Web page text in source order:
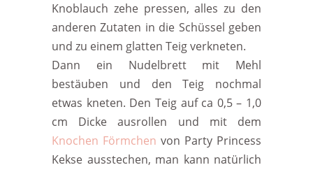
Knoblauch zehe pressen, alles zu den
anderen Zutaten in die Schüssel geben
und zu einem glatten Teig verkneten.
Dann ein Nudelbrett mit Mehl
bestäuben und den Teig nochmal
etwas kneten. Den Teig auf ca 0,5 – 1,0
cm Dicke ausrollen und mit dem
Knochen Förmchen von Party Princess
Kekse ausstechen, man kann natürlich